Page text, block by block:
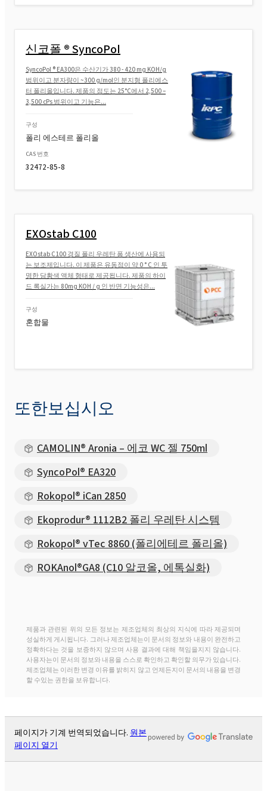
신코폴 ® SyncoPol
SyncoPol ® EA300은 수산기가 380 - 420 mg KOH/g
범위이고 분자량이 ~300 g/mol인 분지형 폴리에스
터 폴리올입니다. 제품의 점도는 25°C에서 2,500 –
3,500 cPs 범위이고 기능은...
구성
폴리 에스테르 폴리올
CAS 번호
32472-85-8
EXOstab C100
EXOstab C100 경질 폴리 우레탄 폼 생산에 사용되
는 보조제입니다. 이 제품은 유동점이 약 0 ° C 인 투
명한 담황색 액체 형태로 제공됩니다. 제품의 하이
드 록실가는 80mg KOH / g 인 반면 기능성은...
구성
혼합물
또한보십시오
CAMOLIN® Aronia – 에코 WC 젤 750ml
SyncoPol® EA320
Rokopol® iCan 2850
Ekoprodur® 1112B2 폴리 우레탄 시스템
Rokopol® vTec 8860 (폴리에테르 폴리올)
ROKAnol®GA8 (C10 알코올, 에톡실화)
제품과 관련된 위의 모든 정보는 제조업체의 최상의 지식에 따라 제공되며
성실하게 게시됩니다. 그러나 제조업체는이 문서의 정보와 내용이 완전하고
정확하다는 것을 보증하지 않으며 사용 결과에 대해 책임을지지 않습니다.
사용자는이 문서의 정보와 내용을 스스로 확인하고 확인할 의무가 있습니다.
제조업체는 이러한 변경 이유를 밝히지 않고 언제든지이 문서의 내용을 변경
할 수있는 권한을 보유합니다.
페이지가 기계 번역되었습니다. 원본
페이지 열기